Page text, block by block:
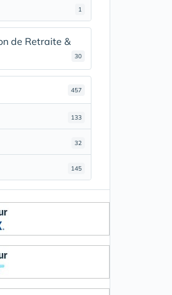
1
de Retraite &
30
457
133
32
145